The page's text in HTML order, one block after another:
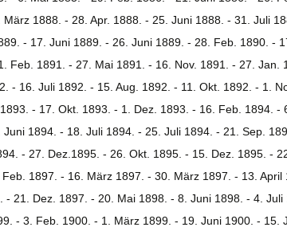
1888. - 28. Apr. 1888. - 25. Juni 1888. - 31. Juli
- 17. Juni 1889. - 26. Juni 1889. - 28. Feb. 1890. -
Feb. 1891. - 27. Mai 1891. - 16. Nov. 1891. - 27. Jan.
- 16. Juli 1892. - 15. Aug. 1892. - 11. Okt. 1892. - 1.
- 17. Okt. 1893. - 1. Dez. 1893. - 16. Feb. 1894. -
1894. - 18. Juli 1894. - 25. Juli 1894. - 21. Sep.
- 27. Dez.1895. - 26. Okt. 1895. - 15. Dez. 1895. -
1897. - 16. März 1897. - 30. März 1897. - 13. April
21. Dez. 1897. - 20. Mai 1898. - 8. Juni 1898. - 4. Juli
- 3. Feb. 1900. - 1. März 1899. - 19. Juni 1900. - 15.